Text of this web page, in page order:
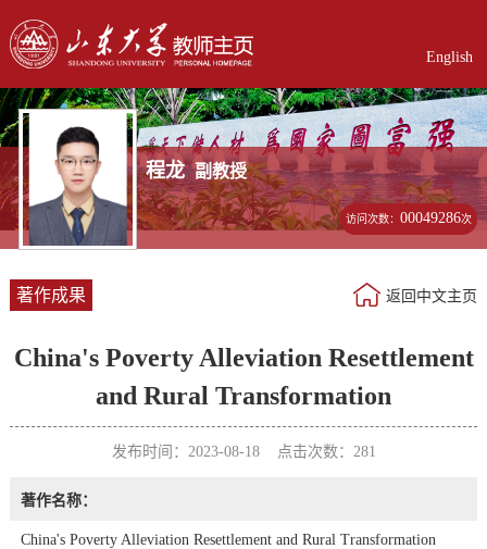
English
程龙 副教授
访问次数：00049286次
著作成果 返回中文主页
China's Poverty Alleviation Resettlement
and Rural Transformation
发布时间：2023-08-18 点击次数： 281
著作名称：
China's Poverty Alleviation Resettlement and Rural Transformation